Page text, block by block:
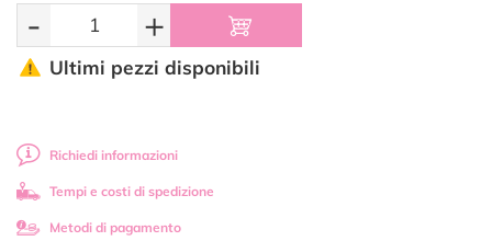
- +
Ultimi pezzi disponibili
Richiedi informazioni
Tempi e costi di spedizione
Metodi di pagamento